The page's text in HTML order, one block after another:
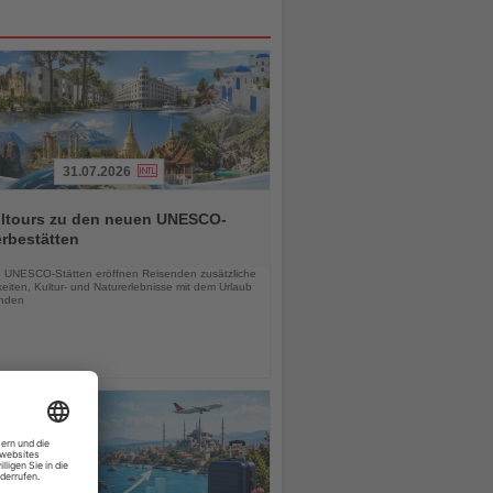
31.07.2026
zu den neuen UNESCO-
UNESCO-Stätten eröffnen Reisenden zusätzliche
Kultur- und Naturerlebnisse mit dem Urlaub